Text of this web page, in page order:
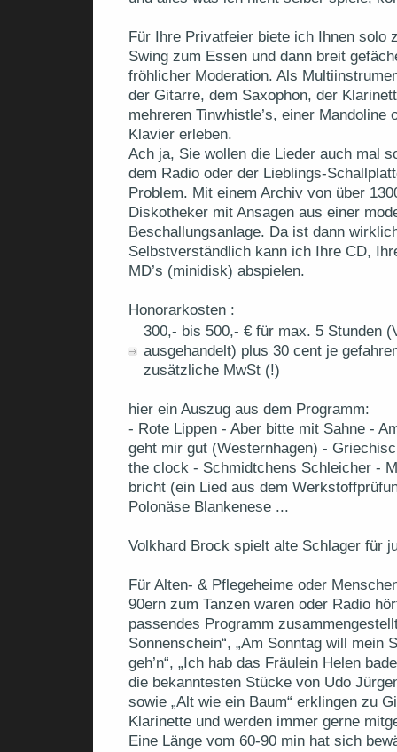
Für Ihre Privatfeier biete ich Ihnen solo
Swing zum Essen und dann breit
fröhlicher Moderation. Als
der Gitarre, dem Saxophon, der
mehreren Tinwhistle’s, einer Mandoline
Klavier erleben.
Ach ja, Sie wollen die Lieder auch mal
dem Radio oder der Lieblings-
Problem. Mit einem Archiv von über
Diskotheker mit Ansagen aus einer
Beschallungsanlage. Da ist dann
Selbstverständlich kann ich Ihre CD,
MD’s (minidisk) abspielen.
Honorarkosten :
300,- bis 500,- € für max. 5 Stunden
ausgehandelt) plus 30 cent je
zusätzliche MwSt (!)
hier ein Auszug aus dem Programm:
- Rote Lippen - Aber bitte mit Sahne -
geht mir gut (Westernhagen) -
the clock - Schmidtchens Schleicher -
bricht (ein Lied aus dem
Polonäse Blankenese ...
Volkhard Brock spielt alte Schlager für
Für Alten- & Pflegeheime oder
90ern zum Tanzen waren oder Radio
passendes Programm
Sonnenschein“, „Am Sonntag will mein
geh’n“, „Ich hab das Fräulein Helen
die bekanntesten Stücke von Udo
sowie „Alt wie ein Baum“ erklingen zu
Klarinette und werden immer gerne
Eine Länge vom 60-90 min hat sich